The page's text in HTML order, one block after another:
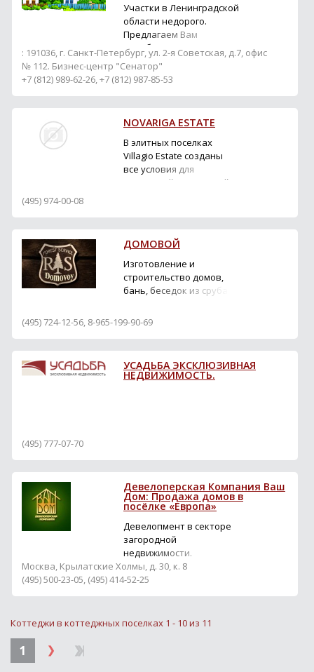
Участки в Ленинградской
области недорого.
Предлагаем Вам
приобрести недорого
участки в Ленинградской
области Ломоносовского
района в коттеджных
дачное строительство
недалеко от Санкт-
Петербурга. Цены на
земельные участки
рассчитаны на кли...
: 191036, г. Санкт-Петербург, ул. 2-я Советская, д.7, офис
№ 112. Бизнес-центр "Сенатор"
+7 (812) 989-62-26, +7 (812) 987-85-53
NOVARIGA ESTATE
В элитных поселках
Villagio Estate созданы
все условия для
роскошной загородной
семейный клуб,
магазины, рестораны,
фитнес-центры, салоны
красоты премиум-класса.
В 10 минутах езды от
(495) 974-00-08
ДОМОВОЙ
Изготовление и
строительство домов,
бань, беседок из сруба.
Кровля. Инженерия.
(495) 724-12-56, 8-965-199-90-69
УСАДЬБА ЭКСКЛЮЗИВНАЯ
НЕДВИЖИМОСТЬ.
(495) 777-07-70
Девелоперская Компания Ваш
Дом: Продажа домов в
посёлке «Европа»
Девелопмент в секторе
загородной
недвижимости.
Москва, Крылатские Холмы, д. 30, к. 8
(495) 500-23-05, (495) 414-52-25
Коттеджи в коттеджных поселках 1 - 10 из 11
1